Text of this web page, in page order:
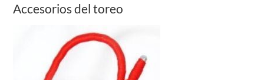
Accesorios del toreo